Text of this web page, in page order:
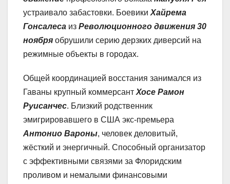
устраивало забастовки. БоевикиХайрема
Гонсалеса из Революционного движения 30
ноября обрушили серию дерзких диверсий на
режимные объекты в городах.
Общей координацией восстания занимался из
Гаваны крупный коммерсантХосе Рамон
Руисанчес. Близкий родственник
эмигрировавшего в США экс-премьера
Антонио Вароны, человек деловитый,
жёсткий и энергичный. Способный организатор
с эффективными связями за Флоридским
проливом и немалыми финансовыми